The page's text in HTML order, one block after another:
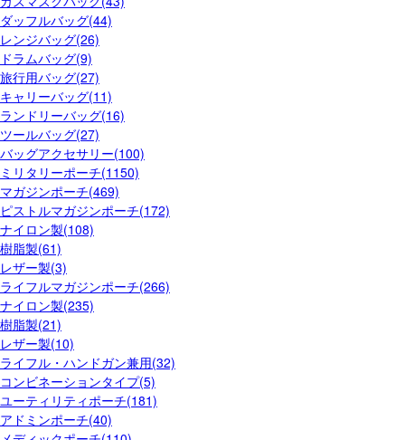
ダッフルバッグ(44)
レンジバッグ(26)
ドラムバッグ(9)
旅行用バッグ(27)
キャリーバッグ(11)
ランドリーバッグ(16)
ツールバッグ(27)
バッグアクセサリー(100)
ミリタリーポーチ(1150)
マガジンポーチ(469)
ピストルマガジンポーチ(172)
ナイロン製(108)
樹脂製(61)
レザー製(3)
ライフルマガジンポーチ(266)
ナイロン製(235)
樹脂製(21)
レザー製(10)
ライフル・ハンドガン兼用(32)
コンビネーションタイプ(5)
ユーティリティポーチ(181)
アドミンポーチ(40)